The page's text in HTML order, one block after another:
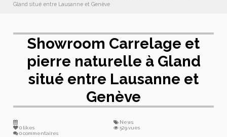
Gland situé entre Lausanne et Genève
Showroom Carrelage et
pierre naturelle à Gland
situé entre Lausanne et
Genève
News
0 likes
529 vues
0 commentaires